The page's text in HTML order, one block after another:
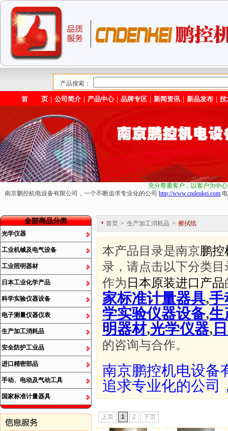
产品搜索：
首 页 ｜公司简介 ｜ 产品中心｜品牌专区 ｜新闻资讯 ｜新品发布 ｜技
充分尊重客户，以客户为中
南京鹏控机电设备有限公司，一个不断追求专业化的公司http://www.cndenkei.com
全部商品分类
光学仪器
工业机械及电气设备
工业照明器材
日本工业化学产品
科学实验仪器设备
电子测量仪器仪表
生产加工消耗品
安全防护工业品
进口精密部品
手动、电动及气动工具
国家标准计量器具
首页 > 生产加工消耗品 > 擦拭纸
本产品目录是南京鹏
录，请点击以下分类
作为 日本原装进口产品
家标准计量器具,手
学实验仪器设备,生
明器材,光学仪器,
的咨询与合作。
南京鹏控机电设备
追求专业化的公司
上页 1 2 下页